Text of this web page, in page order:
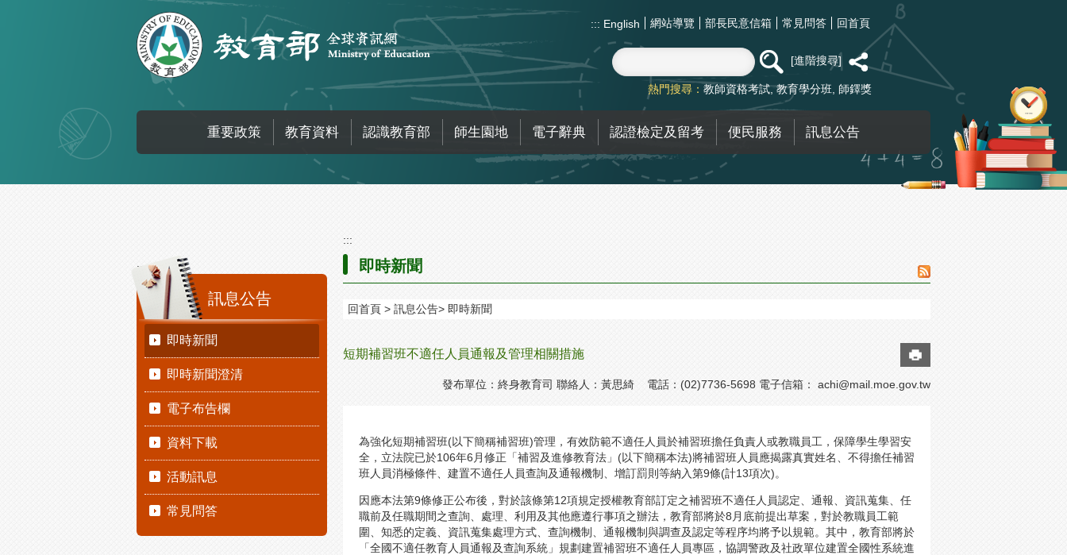
::: English 網站導覽 部長民意信箱 常見問答 回首頁
進階搜尋
熱門搜尋： 教師資格考試 教育學分班 師鐸獎
重要政策 教育資料 認識教育部 師生園地 電子辭典 認證檢定及留考 便民服務 訊息公告
:::
訊息公告
即時新聞
即時新聞澄清
電子布告欄
資料下載
活動訊息
常見問答
:::
即時新聞
回首頁 訊息公告 即時新聞
短期補習班不適任人員通報及管理相關措施
發布單位：終身教育司 聯絡人：黃思綺 電話：(02)7736-5698 電子信箱： achi@mail.moe.gov.tw
為強化短期補習班(以下簡稱補習班)管理，有效防範不適任人員於補習班擔任負責人或教職員工，保障學生學習安
全，立法院已於106年6月修正「補習及進修教育法」(以下簡稱本法)將補習班人員應揭露真實姓名、不得擔任補習
班人員消極條件、建置不適任人員查詢及通報機制、增訂罰則等納入第9條(計13項次)。
因應本法第9條修正公布後，對於該條第12項規定授權教育部訂定之補習班不適任人員認定、通報、資訊蒐集、任
職前及任職期間之查詢、處理、利用及其他應遵行事項之辦法，教育部將於8月底前提出草案，對於教職員工範
圍、知悉的定義、資訊蒐集處理方式、查詢機制、通報機制與調查及認定等程序均將予以規範。其中，教育部將於
「全國不適任教育人員通報及查詢系統」規劃建置補習班不適任人員專區，協調警政及社政單位建置全國性系統進